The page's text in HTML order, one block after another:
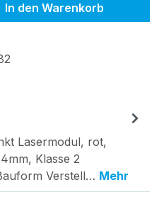
den
In den Warenkorb
Lasermodul, rot,
Klasse 2
Verstell… Mehr